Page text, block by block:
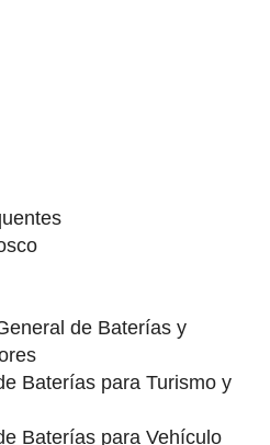
de Baterías y
Baterías para Turismo y
Baterías para Vehículo